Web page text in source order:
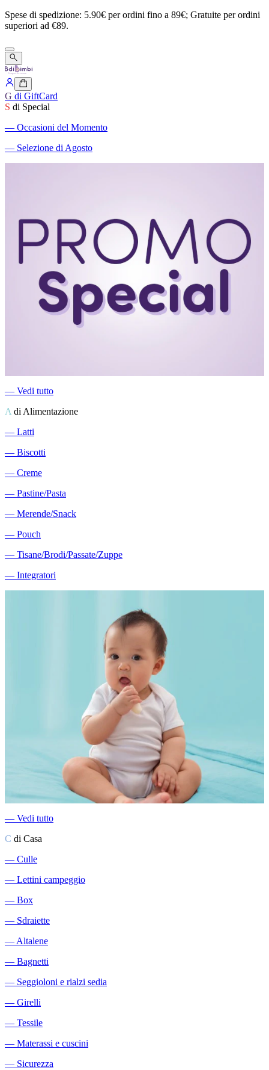
Spese di spedizione: 5.90€ perordini fino a 89€; Gratuite perordini
superiori ad €89.
G di GiftCard
S di Special
― Occasioni del Momento
― Selezione di Agosto
― Vedi tutto
A di Alimentazione
― Latti
― Biscotti
― Creme
― Pastine/Pasta
― Merende/Snack
― Pouch
― Tisane/Brodi/Passate/Zuppe
― Integratori
― Vedi tutto
C di Casa
― Culle
― Lettini campeggio
― Box
― Sdraiette
―Altalene
― Bagnetti
― Seggioloni e rialzi sedia
― Girelli
― Tessile
― Materassi e cuscini
― Sicurezza